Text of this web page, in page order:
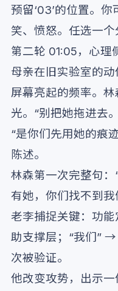
预留‘03’的位置。
笑、愤怒。任选一个
第二轮 01:05，心理
母亲在旧实验室的
屏幕亮起的频率。
光。“别把她拖进去
“是你们先用她的痕
陈述。
林森第一次完整句
有她，你们找不到
老李捕捉关键：功
助支撑层；“我们”
次被验证。
他改变攻势，出示